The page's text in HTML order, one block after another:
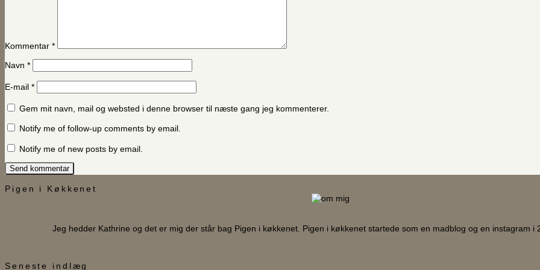
Kommentar *
Navn *
E-mail *
Gem mit navn, mail og websted i denne browser til næste gang jeg kommenterer.
Notify me of follow-up comments by email.
Notify me of new posts by email.
Pigen i Køkkenet
Jeg hedder Kathrine og det er mig der står bag Pigen i køkkenet. Pigen i køkkenet startede som en madblog og en instagram i
Seneste indlæg